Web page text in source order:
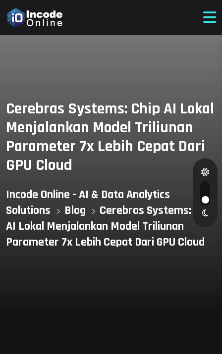
Cerebras Systems: Chip AI Lokal
Menjalankan Model Triliunan
Parameter 7x Lebih Cepat Dari
GPU Cloud
Incode Online - AI & Data Analytics
Solutions
> Blog > Cerebras Systems: Chip
AI Lokal Menjalankan Model Triliunan
Parameter 7x Lebih Cepat Dari GPU Cloud